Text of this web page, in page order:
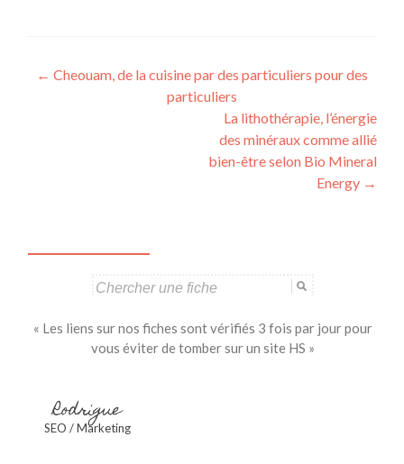
Navigation
← Cheouam, de la cuisine par des particuliers pour des
particuliers
La lithothérapie, l’énergie
des minéraux comme allié
bien-être selon Bio Mineral
Energy →
« Les liens sur nos fiches sont vérifiés 3 fois par jour pour
vous éviter de tomber sur un site HS »
Rodrigue
SEO / Marketing